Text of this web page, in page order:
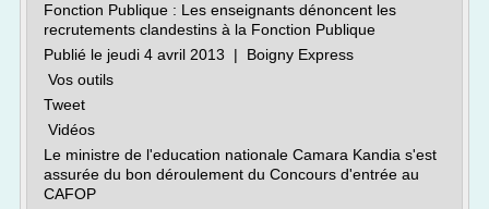
Fonction Publique : Les enseignants dénoncent les
recrutements clandestins à la Fonction Publique
Publié le jeudi 4 avril 2013 | Boigny Express
Vos outils
Tweet
Vidéos
Le ministre de l'education nationale Camara Kandia s'est
assurée du bon déroulement du Concours d'entrée au
CAFOP